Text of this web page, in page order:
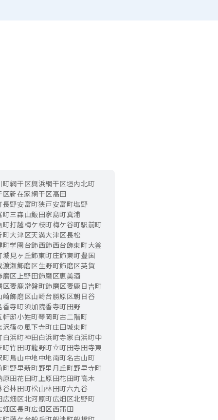
町網干区興浜網干区垣内北町
区新在家網干区高田
長野安富町狭戸安富町塩野
町三森山飯田家島町真浦
町打越梅ケ枝町梅ケ谷町駅前町
町大津区天満大津区長松
町学園台飾西飾西台飾東町大釜
城見ヶ丘飾東町庄飾東町豊国
渡瀬飾磨区生野町飾磨区英賀
磨区上野田飾磨区恵美酒
区妻鹿常盤町飾磨区妻鹿日吉町
崎飾磨区山崎台勝原区朝日谷
香寺町須加院香寺町田野
軒邸小姓町琴岡町古二階町
沢篠の風下寺町庄田城東町
白浜町神田白浜町寺家白浜町中
町竹田町龍野町立町田寺田寺東
町鳥山中地中地南町名古山町
町野里新町野里月丘町野里寺町
原田花田町上原田花田町高木
谷林田町松山林田町六九谷
広畑区北河原町広畑区北野町
畑区長町広畑区西蒲田